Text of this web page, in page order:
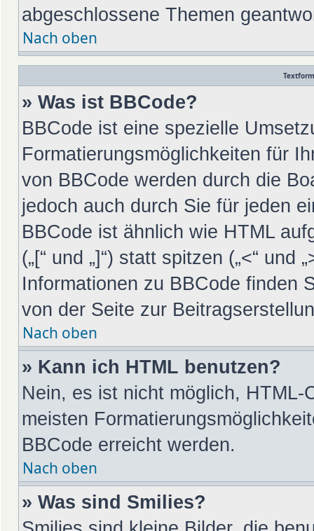
abgeschlossene Themen
Nach oben
» Was ist BBCode?
BBCode ist eine spezielle
Formatierungsmöglichkeiten für
von BBCode werden durch die
jedoch auch durch Sie für jeden
BBCode ist ähnlich wie HTML
(„[“ und „]“) statt spitzen („<“
Informationen zu BBCode finden
von der Seite zur
Nach oben
» Kann ich HTML benutzen?
Nein, es ist nicht möglich,
meisten
BBCode erreicht werden.
Nach oben
» Was sind Smilies?